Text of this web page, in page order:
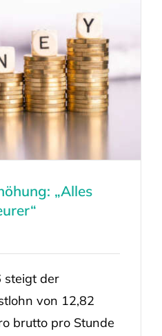
„Alles
steigt der
von 12,82
brutto pro Stunde